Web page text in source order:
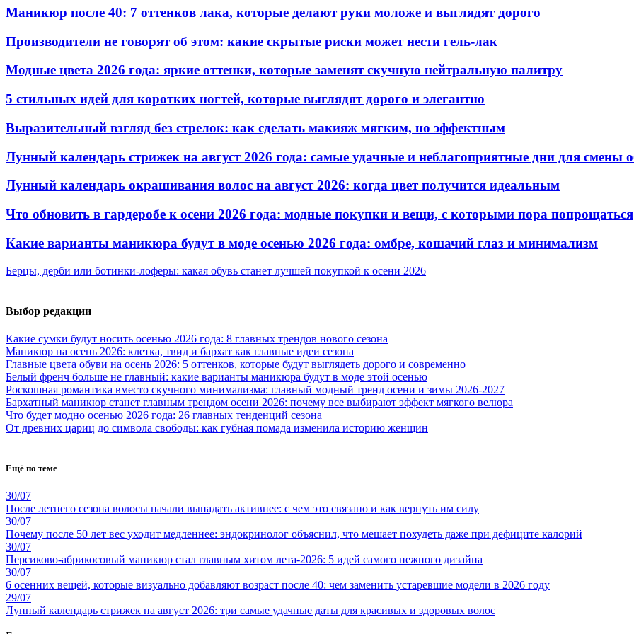
Маникюр после 40: 7 оттенков лака, которые делают руки моложе и выглядят дорого
Производители не говорят об этом: какие скрытые риски может нести гель-лак
Модные цвета 2026 года: яркие оттенки, которые заменят скучную нейтральную палитру
5 стильных идей для коротких ногтей, которые выглядят дорого и элегантно
Выразительный взгляд без стрелок: как сделать макияж мягким, но эффектным
Лунный календарь стрижек на август 2026 года: самые удачные и неблагоприятные дни для смены
Лунный календарь окрашивания волос на август 2026: когда цвет получится идеальным
Что обновить в гардеробе к осени 2026 года: модные покупки и вещи, с которыми пора попрощаться
Какие варианты маникюра будут в моде осенью 2026 года: омбре, кошачий глаз и минимализм
Берцы, дерби или ботинки-лоферы: какая обувь станет лучшей покупкой к осени 2026
Выбор редакции
Какие сумки будут носить осенью 2026 года: 8 главных трендов нового сезона
Маникюр на осень 2026: клетка, твид и бархат как главные идеи сезона
Главные цвета обуви на осень 2026: 5 оттенков, которые будут выглядеть дорого и современно
Белый френч больше не главный: какие варианты маникюра будут в моде этой осенью
Роскошная романтика вместо скучного минимализма: главный модный тренд осени и зимы 2026-2027
Бархатный маникюр станет главным трендом осени 2026: почему все выбирают эффект мягкого велюра
Что будет модно осенью 2026 года: 26 главных тенденций сезона
От древних цариц до символа свободы: как губная помада изменила историю женщин
Ещё по теме
30/07
После летнего сезона волосы начали выпадать активнее: с чем это связано и как вернуть им силу
30/07
Почему после 50 лет вес уходит медленнее: эндокринолог объяснил, что мешает похудеть даже при дефиците калорий
30/07
Персиково-абрикосовый маникюр стал главным хитом лета-2026: 5 идей самого нежного дизайна
30/07
6 осенних вещей, которые визуально добавляют возраст после 40: чем заменить устаревшие модели в 2026 году
29/07
Лунный календарь стрижек на август 2026: три самые удачные даты для красивых и здоровых волос